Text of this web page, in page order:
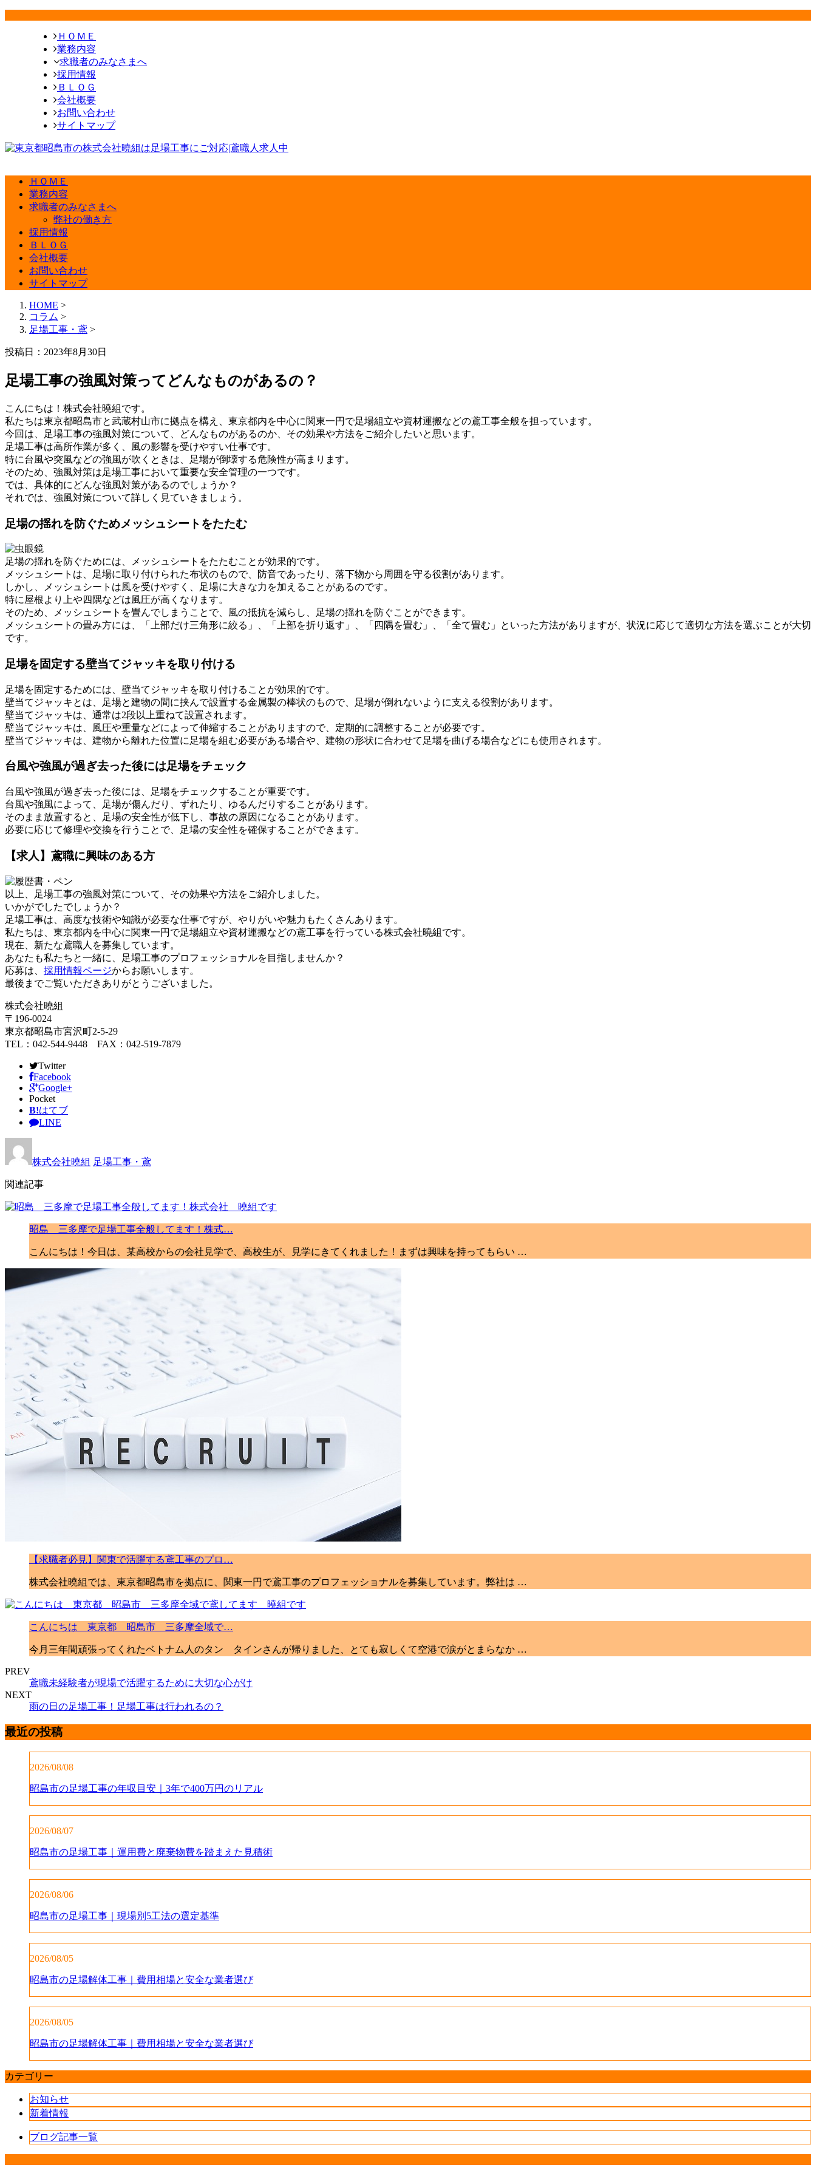
ＨＯＭＥ
業務内容
求職者のみなさまへ
採用情報
ＢＬＯＧ
会社概要
お問い合わせ
サイトマップ
ＨＯＭＥ
業務内容
求職者のみなさまへ
弊社の働き方
採用情報
ＢＬＯＧ
会社概要
お問い合わせ
サイトマップ
HOME >
コラム >
足場工事・鳶 >
投稿日：2023年8月30日
足場工事の強風対策ってどんなものがあるの？
こんにちは！株式会社曉組です。
私たちは東京都昭島市と武蔵村山市に拠点を構え、東京都内を中心に関東一円で足場組立や資材運搬などの鳶工事全般を担っています。
今回は、足場工事の強風対策について、どんなものがあるのか、その効果や方法をご紹介したいと思います。
足場工事は高所作業が多く、風の影響を受けやすい仕事です。
特に台風や突風などの強風が吹くときは、足場が倒壊する危険性が高まります。
そのため、強風対策は足場工事において重要な安全管理の一つです。
では、具体的にどんな強風対策があるのでしょうか？
それでは、強風対策について詳しく見ていきましょう。
足場の揺れを防ぐためメッシュシートをたたむ
足場の揺れを防ぐためには、メッシュシートをたたむことが効果的です。
メッシュシートは、足場に取り付けられた布状のもので、防音であったり、落下物から周囲を守る役割があります。
しかし、メッシュシートは風を受けやすく、足場に大きな力を加えることがあるのです。
特に屋根より上や四隅などは風圧が高くなります。
そのため、メッシュシートを畳んでしまうことで、風の抵抗を減らし、足場の揺れを防ぐことができます。
メッシュシートの畳み方には、「上部だけ三角形に絞る」、「上部を折り返す」、「四隅を畳む」、「全て畳む」といった方法がありますが、状況に応じて適切な方法を選ぶことが大切
です。
足場を固定する壁当てジャッキを取り付ける
足場を固定するためには、壁当てジャッキを取り付けることが効果的です。
壁当てジャッキとは、足場と建物の間に挟んで設置する金属製の棒状のもので、足場が倒れないように支える役割があります。
壁当てジャッキは、通常は2段以上重ねて設置されます。
壁当てジャッキは、風圧や重量などによって伸縮することがありますので、定期的に調整することが必要です。
壁当てジャッキは、建物から離れた位置に足場を組む必要がある場合や、建物の形状に合わせて足場を曲げる場合などにも使用されます。
台風や強風が過ぎ去った後には足場をチェック
台風や強風が過ぎ去った後には、足場をチェックすることが重要です。
台風や強風によって、足場が傷んだり、ずれたり、ゆるんだりすることがあります。
そのまま放置すると、足場の安全性が低下し、事故の原因になることがあります。
必要に応じて修理や交換を行うことで、足場の安全性を確保することができます。
【求人】鳶職に興味のある方
以上、足場工事の強風対策について、その効果や方法をご紹介しました。
いかがでしたでしょうか？
足場工事は、高度な技術や知識が必要な仕事ですが、やりがいや魅力もたくさんあります。
私たちは、東京都内を中心に関東一円で足場組立や資材運搬などの鳶工事を行っている株式会社曉組です。
現在、新たな鳶職人を募集しています。
あなたも私たちと一緒に、足場工事のプロフェッショナルを目指しませんか？
応募は、 採用情報ページからお願いします。
最後までご覧いただきありがとうございました。
株式会社曉組
〒196-0024
東京都昭島市宮沢町2-5-29
TEL：042-544-9448 FAX：042-519-7879
Twitter
Facebook
Google+
Pocket
B!はてブ
LINE
株式会社曉組 足場工事・鳶
関連記事
昭島 三多摩で足場工事全般してます！株式…
こんにちは！今日は、某高校からの会社見学で、高校生が、見学にきてくれました！まずは興味を持ってもらい …
【求職者必見】関東で活躍する鳶工事のプロ…
株式会社曉組では、東京都昭島市を拠点に、関東一円で鳶工事のプロフェッショナルを募集しています。弊社は …
こんにちは 東京都 昭島市 三多摩全域で…
今月三年間頑張ってくれたベトナム人のタン タインさんが帰りました、とても寂しくて空港で涙がとまらなか …
PREV
鳶職未経験者が現場で活躍するために大切な心がけ
NEXT
雨の日の足場工事！足場工事は行われるの？
最近の投稿
2026/08/08
昭島市の足場工事の年収目安｜3年で400万円のリアル
2026/08/07
昭島市の足場工事｜運用費と廃棄物費を踏まえた見積術
2026/08/06
昭島市の足場工事｜現場別5工法の選定基準
2026/08/05
昭島市の足場解体工事｜費用相場と安全な業者選び
2026/08/05
昭島市の足場解体工事｜費用相場と安全な業者選び
カテゴリー
お知らせ
新着情報
ブログ記事一覧